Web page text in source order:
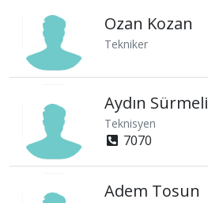
Ozan Kozan
Tekniker
Aydın Sürmeli
Teknisyen
7070
Adem Tosun